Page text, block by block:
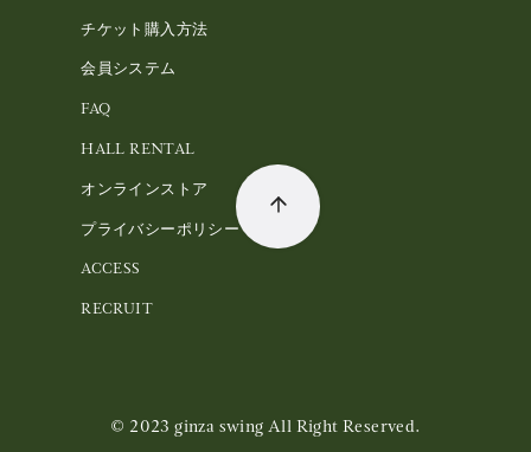
チケット購入方法
会員システム
FAQ
HALL RENTAL
オンラインストア
プライバシーポリシー
ACCESS
RECRUIT
© 2023ginza swing All Right Reserved.